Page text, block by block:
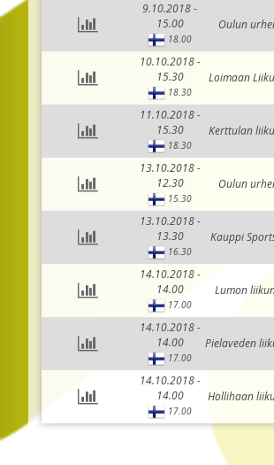
9.10.2018 -
15.00
18.00
Oulun
10.10.2018 -
15.30
18.30
Loimaan
11.10.2018 -
15.30
18.30
Kerttulan
13.10.2018 -
12.30
15.30
Oulun
13.10.2018 -
13.30
16.30
Kauppi
14.10.2018 -
14.00
17.00
Lumon
14.10.2018 -
14.00
17.00
Pielaveden
14.10.2018 -
14.00
17.00
Hollihaan